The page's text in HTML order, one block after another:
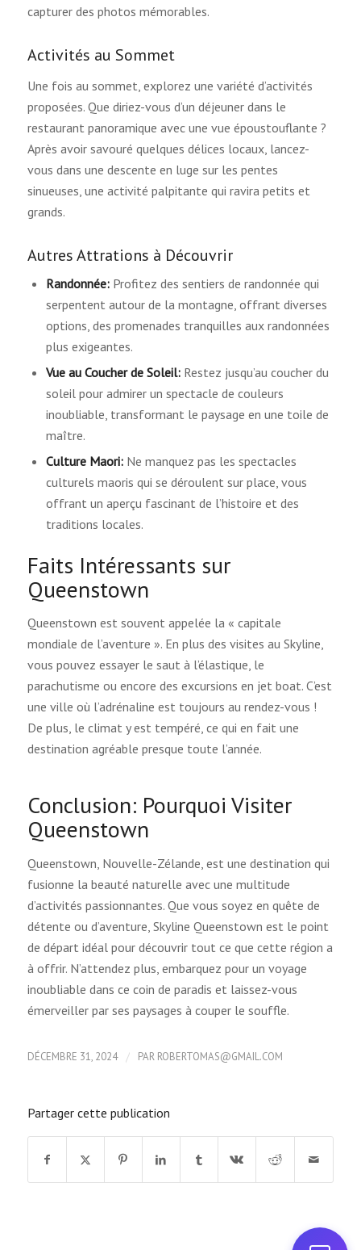
capturer des photos mémorables.
Activités au Sommet
Une fois au sommet, explorez une variété d’activités
proposées. Que diriez-vous d’un déjeuner dans le
restaurant panoramique avec une vue époustouflante ?
Après avoir savouré quelques délices locaux, lancez-
vous dans une descente en luge sur les pentes
sinueuses, une activité palpitante qui ravira petits et
grands.
Autres Attrations à Découvrir
Randonnée:Profitez des sentiers de randonnée qui
serpentent autour de la montagne, offrant diverses
options, des promenades tranquilles aux randonnées
plus exigeantes.
Vue au Coucher de Soleil:Restez jusqu’au coucher du
soleil pour admirer un spectacle de couleurs
inoubliable, transformant le paysage en une toile de
maître.
Culture Maori:Ne manquez pas les spectacles
culturels maoris qui se déroulent sur place, vous
offrant un aperçu fascinant de l’histoire et des
traditions locales.
Faits Intéressants sur
Queenstown
Queenstown est souvent appelée la « capitale
mondiale de l’aventure ». En plus des visites au Skyline,
vous pouvez essayer le saut à l’élastique, le
parachutisme ou encore des excursions en jet boat. C’est
une ville où l’adrénaline est toujours au rendez-vous !
De plus, le climat y est tempéré, ce qui en fait une
destination agréable presque toute l’année.
Conclusion: Pourquoi Visiter
Queenstown
Queenstown, Nouvelle-Zélande, est une destination qui
fusionne la beauté naturelle avec une multitude
d’activités passionnantes. Que vous soyez en quête de
détente ou d’aventure, Skyline Queenstown est le point
de départ idéal pour découvrir tout ce que cette région a
à offrir. N’attendez plus, embarquez pour un voyage
inoubliable dans ce coin de paradis et laissez-vous
émerveiller par ses paysages à couper le souffle.
DÉCEMBRE 31, 2024 / PAR ROBERTOMAS@GMAIL.COM
Partager cette publication